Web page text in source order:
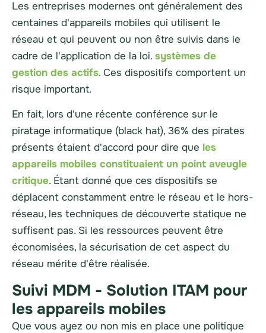
Les entreprises modernes ont généralement des
centaines d'appareils mobiles qui utilisent le
réseau et qui peuvent ou non être suivis dans le
cadre de l'application de la loi. systèmes de
gestion des actifs. Ces dispositifs comportent un
risque important.
En fait, lors d'une récente conférence sur le
piratage informatique (black hat), 36% des pirates
présents étaient d'accord pour dire que les
appareils mobiles constituaient un point aveugle
critique. Étant donné que ces dispositifs se
déplacent constamment entre le réseau et le hors-
réseau, les techniques de découverte statique ne
suffisent pas. Si les ressources peuvent être
économisées, la sécurisation de cet aspect du
réseau mérite d'être réalisée.
Suivi MDM - Solution ITAM pour
les appareils mobiles
Que vous ayez ou non mis en place une politique